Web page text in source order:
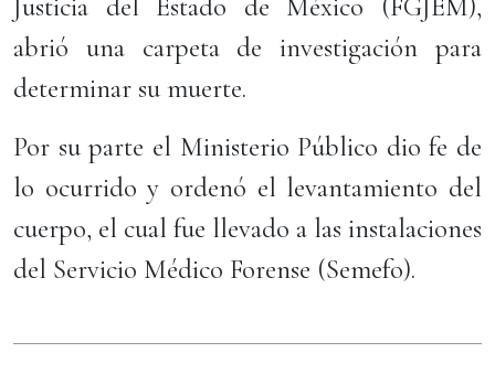
Justicia del Estado de México (FGJEM),
abrió una carpeta de investigación para
determinar su muerte.
Por su parte el Ministerio Público dio fe de
lo ocurrido y ordenó el levantamiento del
cuerpo, el cual fue llevado a las instalaciones
del Servicio Médico Forense (Semefo).